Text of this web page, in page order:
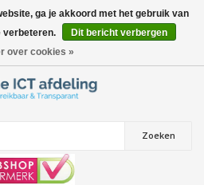
Zoeken
ga je akkoord met het gebruik van
verbeteren.
Dit bericht verbergen
over cookies »